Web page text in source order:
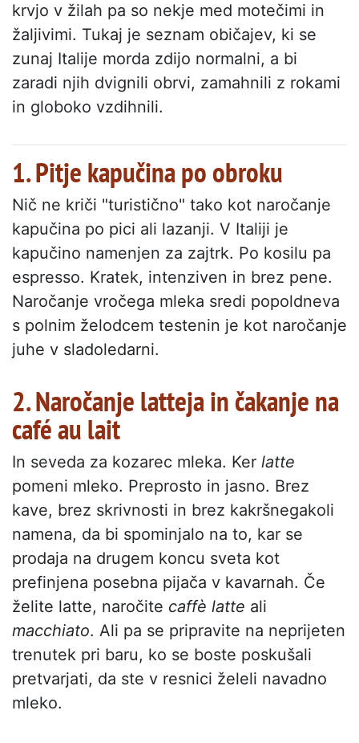
krvjo v žilah pa so nekje med motečimi in
žaljivimi. Tukaj je seznam običajev, ki se
zunaj Italije morda zdijo normalni, a bi
zaradi njih dvignili obrvi, zamahnili z rokami
in globoko vzdihnili.
1. Pitje kapučina po obroku
Nič ne kriči "turistično" tako kot naročanje
kapučina po pici ali lazanji. V Italiji je
kapučino namenjen za zajtrk. Po kosilu pa
espresso. Kratek, intenziven in brez pene.
Naročanje vročega mleka sredi popoldneva
s polnim želodcem testenin je kot naročanje
juhe v sladoledarni.
2. Naročanje latteja in čakanje na
café au lait
In seveda za kozarec mleka. Ker latte
pomeni mleko. Preprosto in jasno. Brez
kave, brez skrivnosti in brez kakršnegakoli
namena, da bi spominjalo na to, kar se
prodaja na drugem koncu sveta kot
prefinjena posebna pijača v kavarnah. Če
želite latte, naročite caffè latte ali
macchiato. Ali pa se pripravite na neprijeten
trenutek pri baru, ko se boste poskušali
pretvarjati, da ste v resnici želeli navadno
mleko.